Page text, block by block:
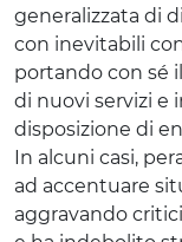
generalizzata di
con inevitabili
portando con sé
di nuovi servizi e
disposizione di
In alcuni casi,
ad accentuare
aggravando